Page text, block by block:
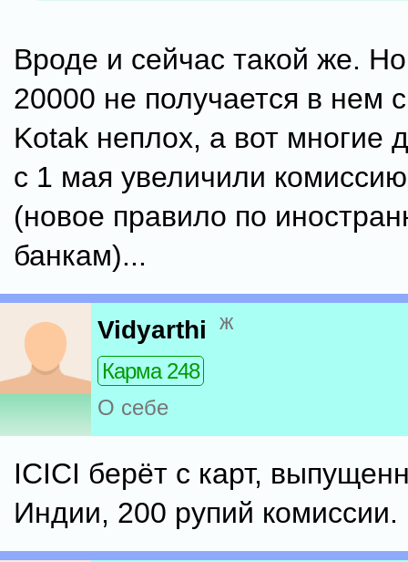
Вроде и сейчас такой же.
20000 не получается в нем
Kotak неплох, а вот многие
с 1 мая увеличили
(новое правило по
банкам)...
Vidyarthi ж
Карма 248
О себе
ICICI берёт с карт,
Индии, 200 рупий комиссии.